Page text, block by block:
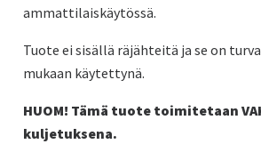
ammattilaiskäytössä.
Tuote ei sisällä räjähteitä ja se on
mukaan käytettynä.
HUOM! Tämä tuote toimitetaan
kuljetuksena.